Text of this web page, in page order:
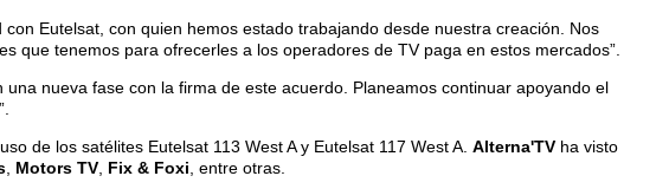
Eutelsat, con quien hemos estado trabajando desde nuestra creación. Nos
que tenemos para ofrecerles a los operadores de TV paga en estos mercados”.
nueva fase con la firma de este acuerdo. Planeamos continuar apoyando el
de los satélites Eutelsat 113 West A y Eutelsat 117 West A. Alterna'TV ha visto
Motors TV Fix & Foxi , entre otras.